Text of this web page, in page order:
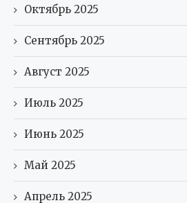
Октябрь 2025
Сентябрь 2025
Август 2025
Июль 2025
Июнь 2025
Май 2025
Апрель 2025